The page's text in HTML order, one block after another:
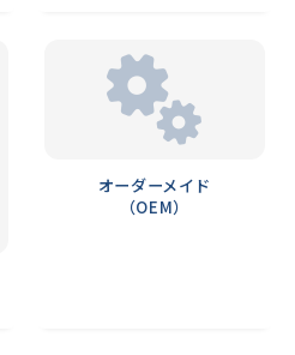
オーダーメイド
（OEM）